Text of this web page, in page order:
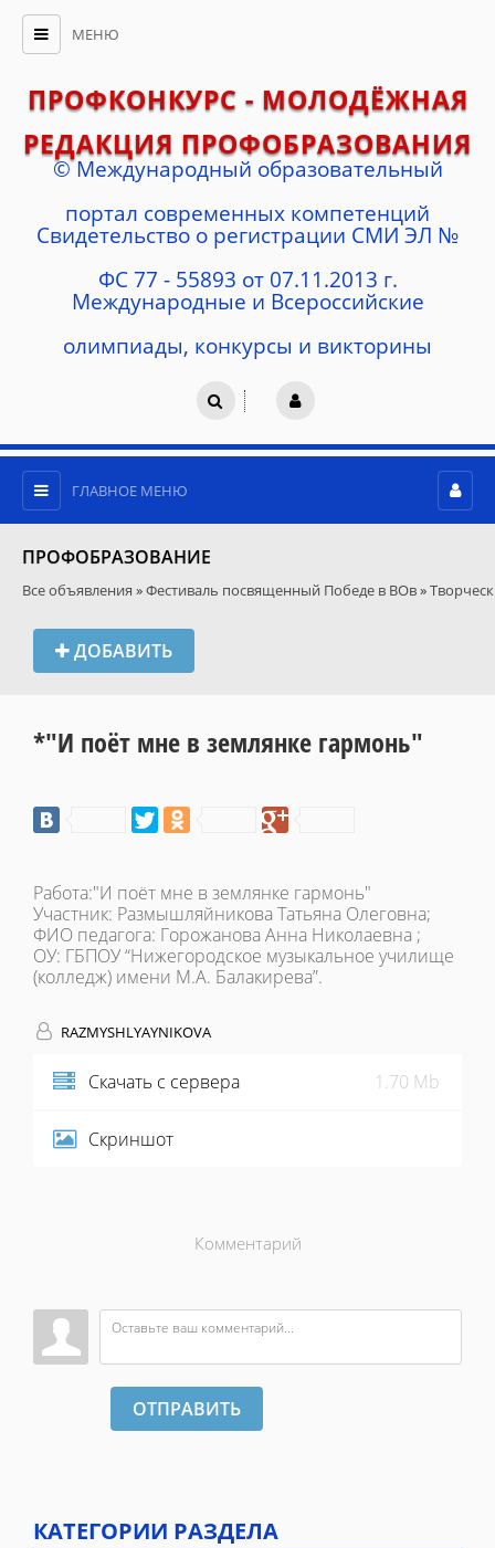
МЕНЮ
ПРОФКОНКУРС - МОЛОДЁЖНАЯ
РЕДАКЦИЯ ПРОФОБРАЗОВАНИЯ
© Международный образовательный
портал современных компетенций
Cвидетельство о регистрации СМИ ЭЛ №
ФС 77 - 55893 от 07.11.2013 г.
Международные и Всероссийские
олимпиады, конкурсы и викторины
ГЛАВНОЕ МЕНЮ
ПРОФОБРАЗОВАНИЕ
Все объявления »Фестиваль посвященный Победе в ВОв»
ДОБАВИТЬ
*"И поёт мне в землянке гармонь"
Работа:"И поёт мне в землянке гармонь"
Участник: Размышляйникова Татьяна Олеговна;
ФИО педагога: Горожанова Анна Николаевна ;
ОУ: ГБПОУ “Нижегородское музыкальное училище
(колледж) имени М.А. Балакирева”.
RAZMYSHLYAYNIKOVA
Скачать с сервера 1.70 Mb
Скриншот
Комментарий
ОТПРАВИТЬ
КАТЕГОРИИ РАЗДЕЛА